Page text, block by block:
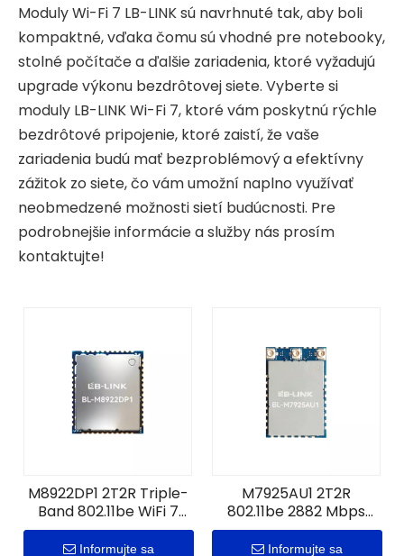
Moduly Wi-Fi 7 LB-LINK sú navrhnuté tak, aby boli
kompaktné, vďaka čomu sú vhodné pre notebooky,
stolné počítače a ďalšie zariadenia, ktoré vyžadujú
upgrade výkonu bezdrôtovej siete. Vyberte si
moduly LB-LINK Wi-Fi 7, ktoré vám poskytnú rýchle
bezdrôtové pripojenie, ktoré zaistí, že vaše
zariadenia budú mať bezproblémový a efektívny
zážitok zo siete, čo vám umožní naplno využívať
neobmedzené možnosti sietí budúcnosti. Pre
podrobnejšie informácie a služby nás prosím
kontaktujte!
M8922DP1 2T2R Triple-
Band 802.11be WiFi 7
modul | B5.4, Zigbee 3.0
a vlákno 1.3
Informujte sa
M7925AU1 2T2R
802.11be 2882 Mbps
WiFi 7 + modul B5.4
Informujte sa